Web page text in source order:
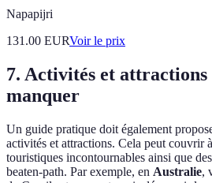
Napapijri
131.00 EURVoir le prix
7. Activités et attractions
manquer
Un guide pratique doit également
activités et attractions. Cela peut couvrir
touristiques incontournables ainsi que
beaten-path. Par exemple, en Australie,